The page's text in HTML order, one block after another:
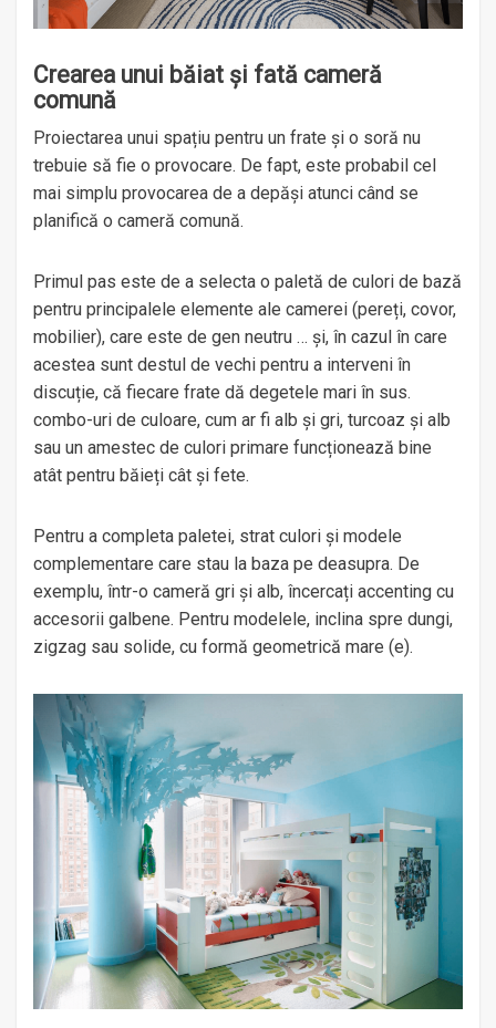
Crearea unui băiat și fată cameră
comună
Proiectarea unui spațiu pentru un frate și o soră nu
trebuie să fie o provocare. De fapt, este probabil cel
mai simplu provocarea de a depăși atunci când se
planifică o cameră comună.
Primul pas este de a selecta o paletă de culori de bază
pentru principalele elemente ale camerei (pereți, covor,
mobilier), care este de gen neutru … și, în cazul în care
acestea sunt destul de vechi pentru a interveni în
discuție, că fiecare frate dă degetele mari în sus.
combo-uri de culoare, cum ar fi alb și gri, turcoaz și alb
sau un amestec de culori primare funcționează bine
atât pentru băieți cât și fete.
Pentru a completa paletei, strat culori și modele
complementare care stau la baza pe deasupra. De
exemplu, într-o cameră gri și alb, încercați accenting cu
accesorii galbene. Pentru modelele, inclina spre dungi,
zigzag sau solide, cu formă geometrică mare (e).